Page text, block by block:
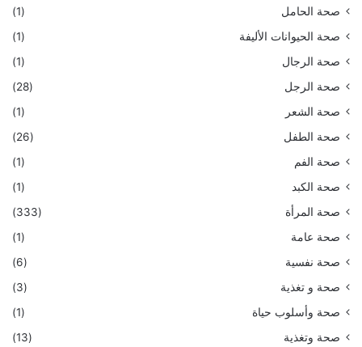
صحة الحامل
(1)
صحة الحيوانات الأليفة
(1)
صحة الرجال
(1)
صحة الرجل
(28)
صحة الشعر
(1)
صحة الطفل
(26)
صحة الفم
(1)
صحة الكبد
(1)
صحة المرأة
(333)
صحة عامة
(1)
صحة نفسية
(6)
صحة و تغذية
(3)
صحة وأسلوب حياة
(1)
صحة وتغذية
(13)